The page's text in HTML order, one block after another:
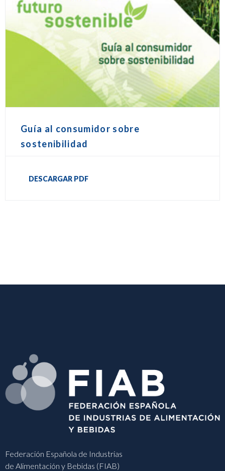
Guía al consumidor sobre
sostenibilidad
DESCARGAR PDF
Federación Española de Industrias
de Alimentación y Bebidas (FIAB)